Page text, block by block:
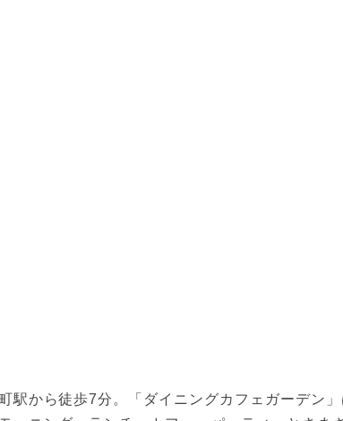
駅から徒歩7分。「ダイニングカフェガーデン